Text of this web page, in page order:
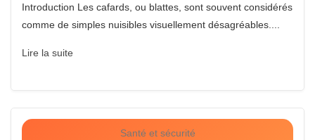
Introduction Les cafards, ou blattes, sont souvent considérés
comme de simples nuisibles visuellement désagréables....
Lire la suite
Santé et sécurité